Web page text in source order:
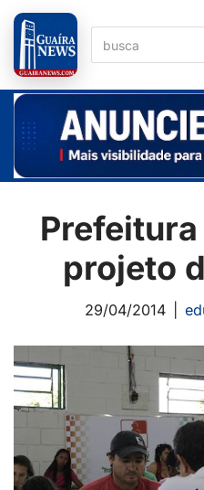
Pular
para
o
conteúdo
projeto
29/04/2014